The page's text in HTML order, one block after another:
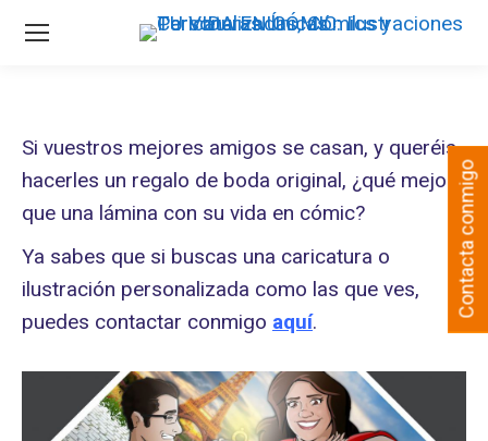
Si vuestros mejores amigos se casan, y queréis
hacerles un regalo de boda original, ¿qué mejor
que una lámina con su vida en cómic?
Ya sabes que si buscas una caricatura o
ilustración personalizada como las que ves,
puedes contactar conmigo aquí.
Contacta conmigo